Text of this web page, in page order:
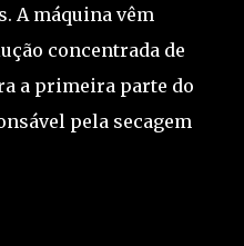
A máquina vêm
concentrada de
a primeira parte do
pela secagem